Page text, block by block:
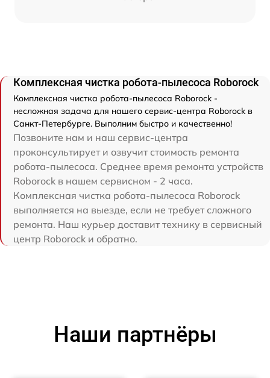
Комплексная чистка робота-пылесоса Roborock
Комплексная чистка робота-пылесоса Roborock -
несложная задача для нашего сервис-центра Roborock в
Санкт-Петербурге. Выполним быстро и качественно!
Позвоните нам и наш сервис-центра
проконсультирует и озвучит стоимость ремонта
робота-пылесоса. Среднее время ремонта устройств
Roborock в нашем сервисном - 2 часа.
Комплексная чистка робота-пылесоса Roborock
выполняется на выезде, если не требует сложного
ремонта. Наш курьер доставит технику в сервисный
центр Roborock и обратно.
Наши партнёры